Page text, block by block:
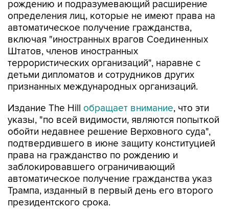
рождению и подразумевающий расширение
определения лиц, которые не имеют права на
автоматическое получение гражданства,
включая "иностранных врагов Соединенных
Штатов, членов иностранных
террористических организаций", наравне с
детьми дипломатов и сотрудников других
признанных международных организаций.
Издание The Hill обращает внимание, что эти
указы, "по всей видимости, являются попыткой
обойти недавнее решение Верховного суда",
подтвердившего в июне защиту конституцией
права на гражданство по рождению и
заблокировавшего ограничивающий
автоматическое получение гражданства указ
Трампа, изданный в первый день его второго
президентского срока.